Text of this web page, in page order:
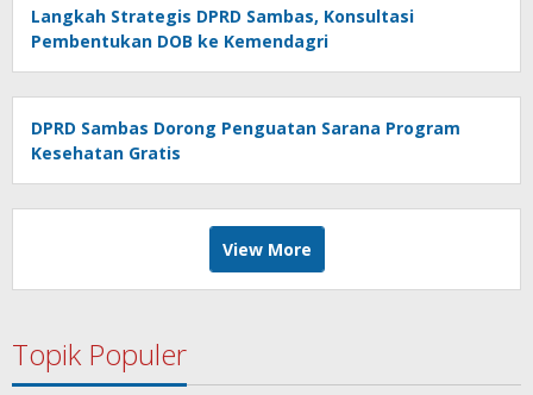
Langkah Strategis DPRD Sambas, Konsultasi
Pembentukan DOB ke Kemendagri
DPRD Sambas Dorong Penguatan Sarana Program
Kesehatan Gratis
View More
Topik Populer